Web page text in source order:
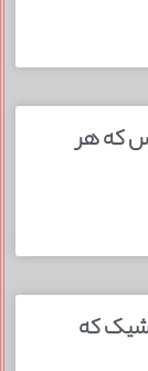
دار شیک؛ ۱۵ عکس که هر
ساده و شیک که